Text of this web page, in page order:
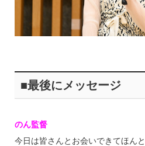
■最後にメッセージ
のん監督
今日は皆さんとお会いできてほん